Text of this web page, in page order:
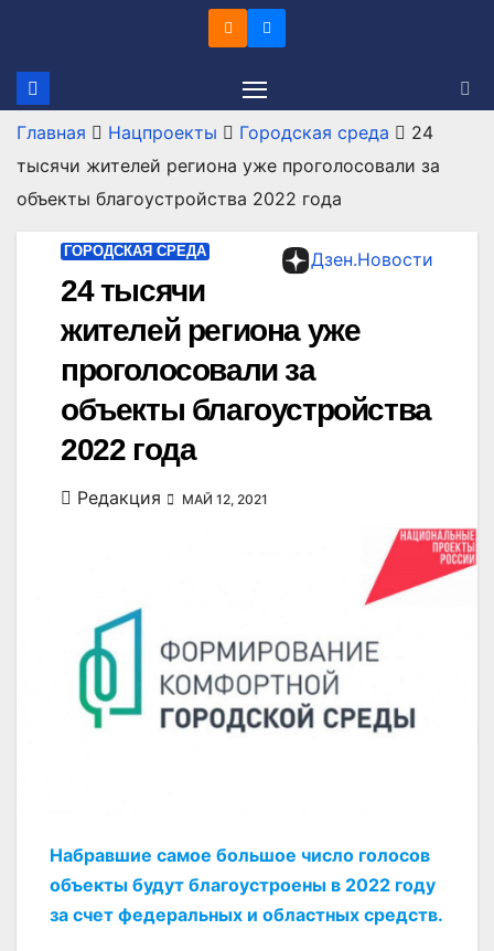
содержимому
Главная Нацпроекты Городская среда
24
тысячи жителей региона уже проголосовали за
объекты благоустройства 2022 года
Дзен.Новости
ГОРОДСКАЯ СРЕДА
24 тысячи
жителей региона уже
проголосовали за
объекты благоустройства
2022 года
Редакция МАЙ 12, 2021
Набравшие самое большое число голосов
объекты будут благоустроены в 2022 году
за счет федеральных и областных средств.